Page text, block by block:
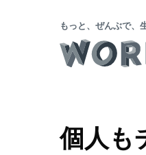
もっと、ぜんぶで、
個人も